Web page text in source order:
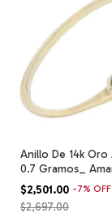
Anillo De 14k Oro
0.7 Gramos_
$2,501.00 -7% OFF
$2,697.00